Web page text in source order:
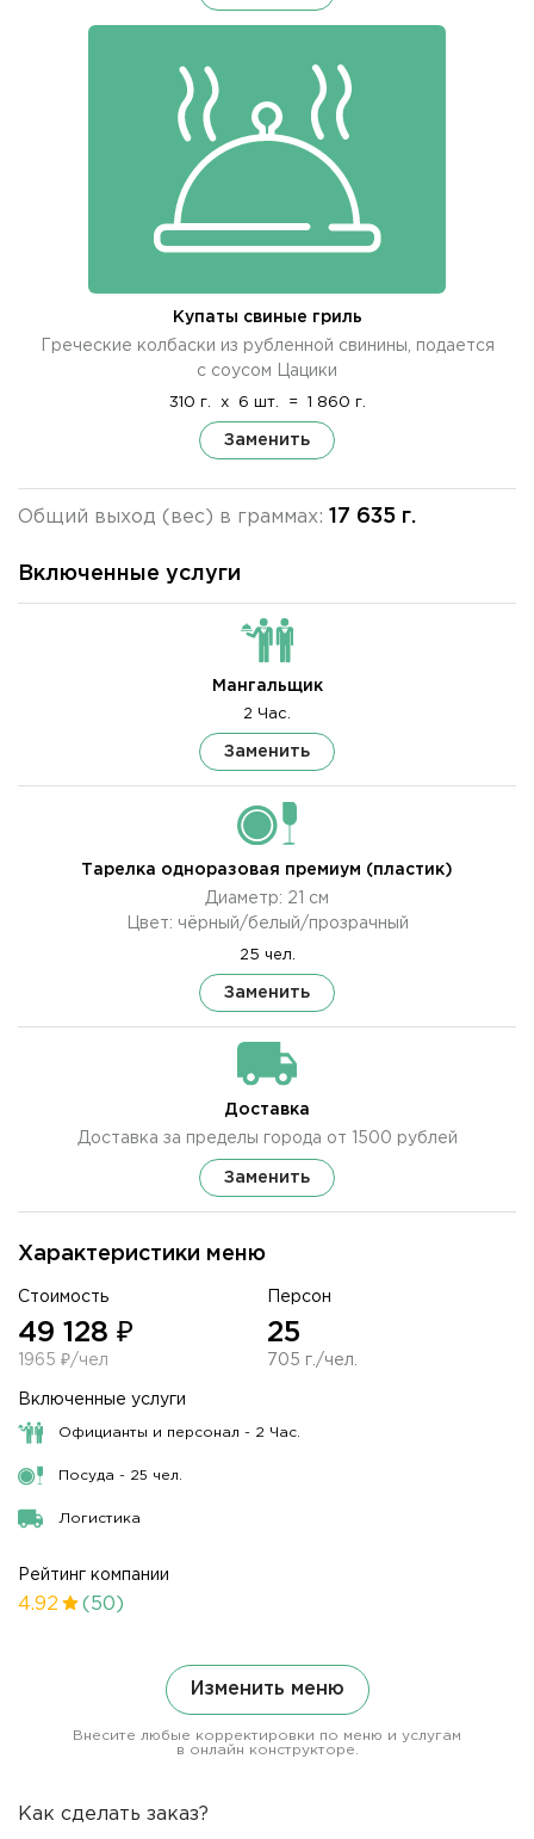
Характеристики меню
Стоимость
49 128 ₽
1965 ₽/чел
Персон
25
705 г./чел.
Включенные услуги
Официанты и персонал - 2 Час.
Посуда - 25 чел.
Логистика
Рейтинг компании
4.92 (50)
Купаты свиные гриль
Греческие колбаски из рубленной свинины, подается
с соусом Цацики
310 г. x 6 шт. = 1 860 г.
Заменить
Общий выход (вес) в граммах: 17 635 г.
Изменить меню
Внесите любые корректировки по меню и услугам
в онлайн конструкторе.
Включенные услуги
Мангальщик
2 Час.
Заменить
Тарелка одноразовая премиум (пластик)
Диаметр: 21 см
Цвет: чёрный/белый/прозрачный
25 чел.
Заменить
Доставка
Доставка за пределы города от 1500 рублей
Заменить
Как сделать заказ?